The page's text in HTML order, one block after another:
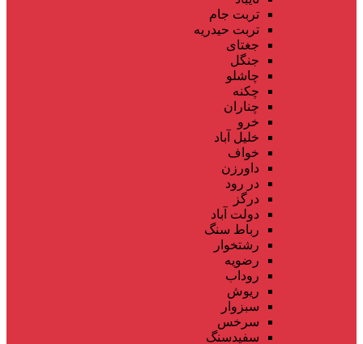
تربت جام
تربت حیدریه
جغتای
جنگل
چاشلو
چکنه
چناران
خرو
خلیل آباد
خواف
داورزن
در رود
درگز
دولت آباد
رباط سنگ
رشتخوار
رضویه
روداب
ریوش
سبزوار
سرخس
سفیدسنگ